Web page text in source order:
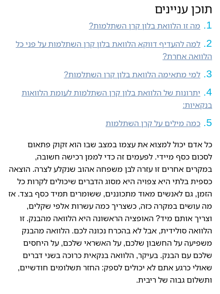
תוכן עניינים
מה זו הלוואת בלון קרן השתלמות?
למה להעדיף דווקא הלוואת בלון קרן השתלמות על פני כל
הלוואה אחרת?
למי מתאימה הלוואת בלון קרן השתלמות?
יתרונות של הלוואת בלון קרן השתלמות לעומת הלוואות
בנקאיות:
כמה מילים על קרן השתלמות
כל אדם יכול למצוא את עצמו במצב שבו הוא זקוק פתאום
לסכום כסף מיידי. לפעמים זה כדי לממן רכישה חשובה,
במקרים אחרים זו עזרה לבן משפחה אהוב שנקלע לצרה. הוצאה
כספית בלתי היא צפויה היא מסוג הדברים שיכולים לקרות כל
הזמן, גם לאנשים מאוד מתכוננים, ששומרים תמיד כסף בצד. אז
מה עושים במקרה כזה, כשצריך כמה עשרות אלפי שקלים,
וצריך אותם מיד? האופציה הראשונה היא הלוואה מהבנק. זו
הלוואה סולידית, אבל לא בהכרח נכונה לכם. הלוואה מהבנק
משפיעה על החשבון שלכם, על האשראי שלכם, על היחסים
שלכם עם הבנק. בעיקר, הלוואה בנקאית כרוכה בשני דברים
שאולי כרגע אתם לא יכולים לספק: החזר תשלומים חודשיים,
ותשלום גבוה של ריבית.